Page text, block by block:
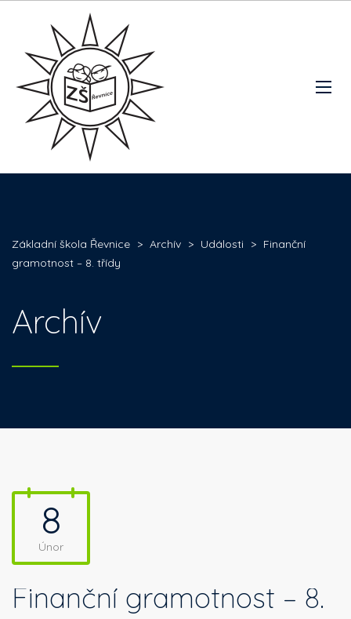
Základní škola Řevnice > Archív > Události > Finanční
gramotnost – 8. třídy
Archív
8
Únor
Finanční gramotnost – 8.